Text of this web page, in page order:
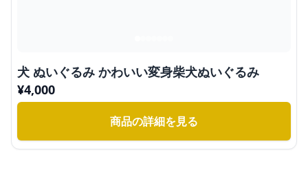
犬 ぬいぐるみ かわいい変身柴犬ぬいぐるみ
¥4,000
商品の詳細を見る